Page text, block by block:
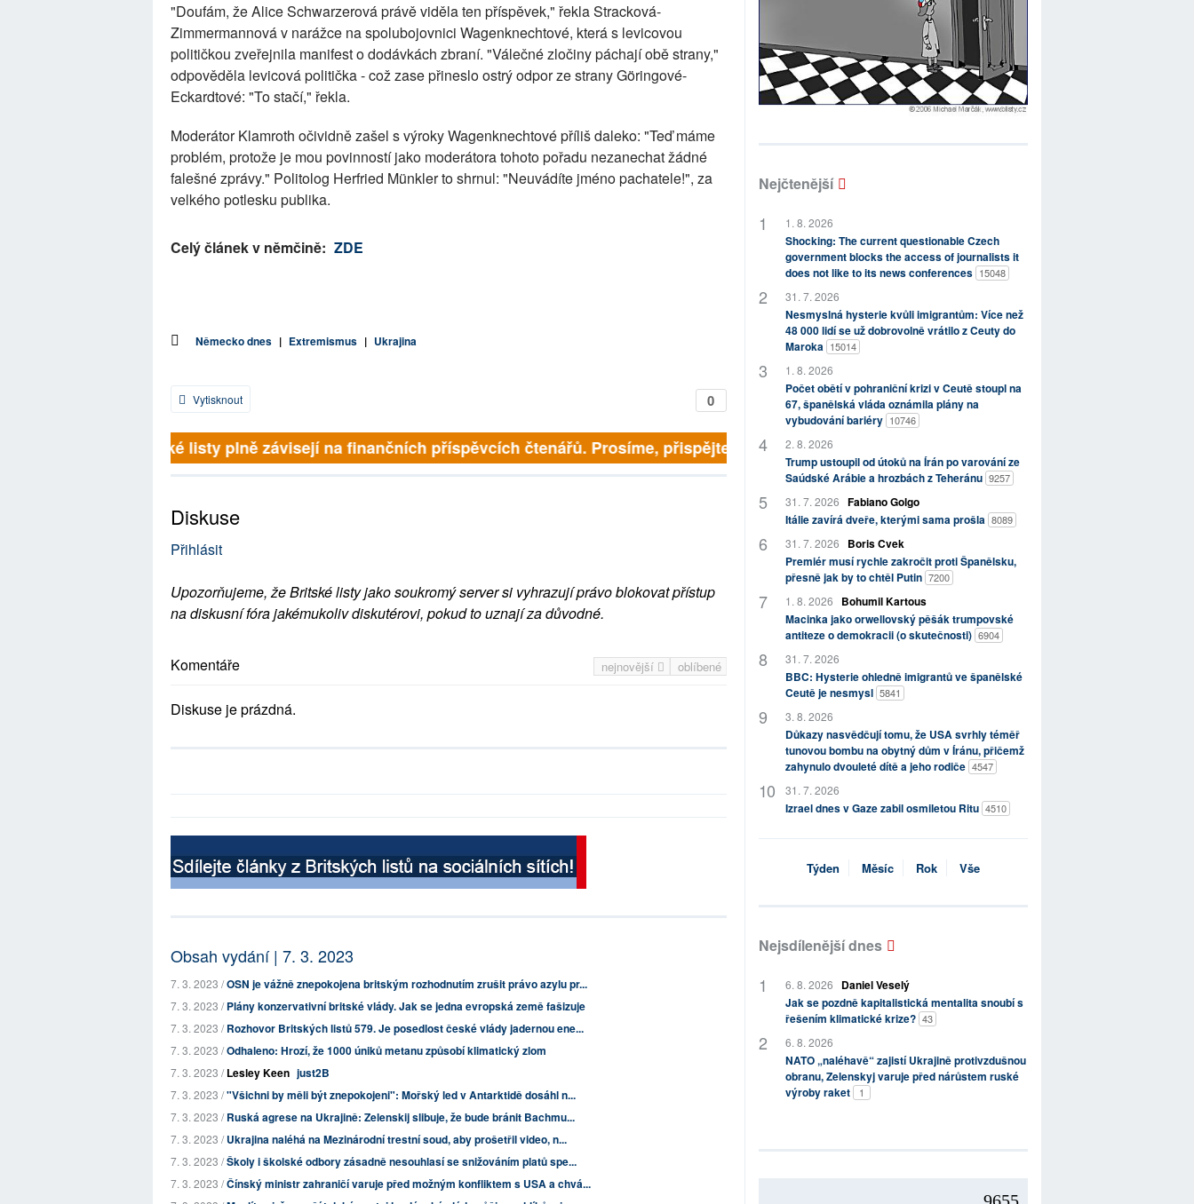
"Doufám, že Alice Schwarzerová právě viděla ten příspěvek," řekla Stracková-
Zimmermannová v narážce na spolubojovnici Wagenknechtové, která s levicovou
političkou zveřejnila manifest o dodávkách zbraní. "Válečné zločiny páchají obě strany,"
odpověděla levicová politička - což zase přineslo ostrý odpor ze strany Göringové-
Eckardtové: "To stačí," řekla.
Moderátor Klamroth očividně zašel s výroky Wagenknechtové příliš daleko: "Teď máme
problém, protože je mou povinností jako moderátora tohoto pořadu nezanechat žádné
falešné zprávy." Politolog Herfried Münkler to shrnul: "Neuvádíte jméno pachatele!", za
velkého potlesku publika.
Celý článek v němčině: ZDE
Německo dnes | Extremismus | Ukrajina
0
Vytisknout
Britské listy plně závisejí na finančních příspěvcích čtenářů. Prosíme, přispějte. ➥
Diskuse
Přihlásit
Upozorňujeme, že Britské listy jako soukromý server si vyhrazují právo blokovat přístup
na diskusní fóra jakémukoliv diskutérovi, pokud to uznají za důvodné.
nejnovější oblíbené
Komentáře
Diskuse je prázdná.
Obsah vydání | 7. 3. 2023
7. 3. 2023 /OSN je vážně znepokojena britským rozhodnutím zrušit právo azylu pr...
7. 3. 2023 /Plány konzervativní britské vlády. Jak se jedna evropská země fašizuje
7. 3. 2023 /Rozhovor Britských listů 579. Je posedlost české vlády jadernou ene...
7. 3. 2023 /Odhaleno: Hrozí, že 1000 úniků metanu způsobí klimatický zlom
7. 3. 2023 /Lesley Keen just2B
7. 3. 2023 /"Všichni by měli být znepokojeni": Mořský led v Antarktidě dosáhl n...
7. 3. 2023 /Ruská agrese na Ukrajině: Zelenskij slibuje, že bude bránit Bachmu...
7. 3. 2023 /Ukrajina naléhá na Mezinárodní trestní soud, aby prošetřil video, n...
7. 3. 2023 /Školy i školské odbory zásadně nesouhlasí se snižováním platů spe...
7. 3. 2023 /Čínský ministr zahraničí varuje před možným konfliktem s USA a chvá...
Nejčtenější
1. 8. 2026
Shocking: The current questionable Czech
government blocks the access of journalists it
does not like to its news conferences 15048
31. 7. 2026
Nesmyslná hysterie kvůli imigrantům: Více než
48 000 lidí se už dobrovolně vrátilo z Ceuty do
Maroka 15014
1. 8. 2026
Počet obětí v pohraniční krizi v Ceutě stoupl na
67, španělská vláda oznámila plány na
vybudování bariéry 10746
2. 8. 2026
Trump ustoupil od útoků na Írán po varování ze
Saúdské Arábie a hrozbách z Teheránu 9257
31. 7. 2026 Fabiano Golgo
Itálie zavírá dveře, kterými sama prošla 8089
31. 7. 2026
Boris Cvek
Premiér musí rychle zakročit proti Španělsku,
přesně jak by to chtěl Putin 7200
1. 8. 2026
Bohumil Kartous
Macinka jako orwellovský pěšák trumpovské
antiteze o demokracii (o skutečnosti) 6904
31. 7. 2026
BBC: Hysterie ohledně imigrantů ve španělské
Ceutě je nesmysl 5841
3. 8. 2026
Důkazy nasvědčují tomu, že USA svrhly téměř
tunovou bombu na obytný dům v Íránu, přičemž
zahynulo dvouleté dítě a jeho rodiče 4547
31. 7. 2026
Izrael dnes v Gaze zabil osmiletou Ritu 4510
Týden Měsíc Rok Vše
Nejsdílenější dnes
6. 8. 2026
Daniel Veselý
Jak se pozdně kapitalistická mentalita snoubí s
řešením klimatické krize? 43
6. 8. 2026
NATO „naléhavě“ zajistí Ukrajině protivzdušnou
obranu, Zelenskyj varuje před nárůstem ruské
výroby raket
1